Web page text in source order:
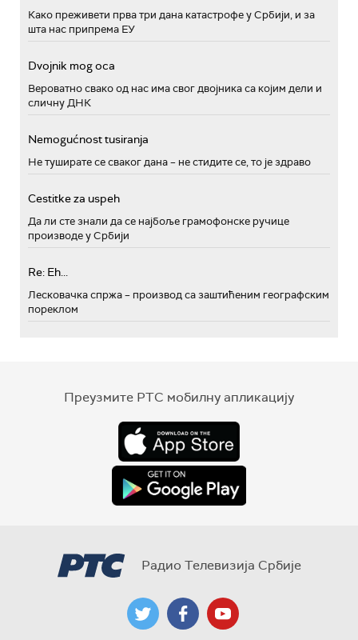
Како преживети прва три дана катастрофе у Србији, и за
шта нас припрема ЕУ
Dvojnik mog oca
Вероватно свако од нас има свог двојника са којим дели и
сличну ДНК
Nemogućnost tusiranja
Не туширате се сваког дана – не стидите се, то је здраво
Cestitke za uspeh
Да ли сте знали да се најбоље грамофонске ручице
производе у Србији
Re: Eh...
Лесковачка спржа – производ са заштићеним географским
пореклом
Преузмите РТС мобилну апликацију
Радио Телевизија Србије